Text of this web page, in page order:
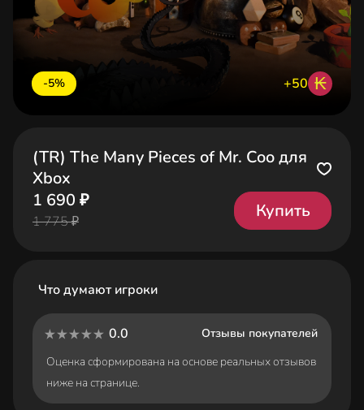
-5% +50 ₭
(TR) The Many Pieces of Mr. Coo для
Xbox
1 690 ₽
1 775 ₽
Купить
Что думают игроки
0.0
Отзывы покупателей
Оценка сформирована на основе реальных отзывов
ниже на странице.